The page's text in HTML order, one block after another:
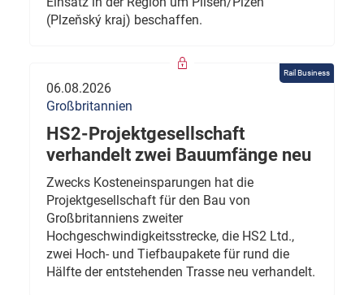
(Plzeňský kraj) beschaffen.
Rail Business
06.08.2026
Großbritannien
HS2-Projektgesellschaft
verhandelt zwei Bauumfänge neu
Zwecks Kosteneinsparungen hat die
Projektgesellschaft für den Bau von
Großbritanniens zweiter
Hochgeschwindigkeitsstrecke, die HS2 Ltd.,
zwei Hoch- und Tiefbaupakete für rund die
Hälfte der entstehenden Trasse neu verhandelt.